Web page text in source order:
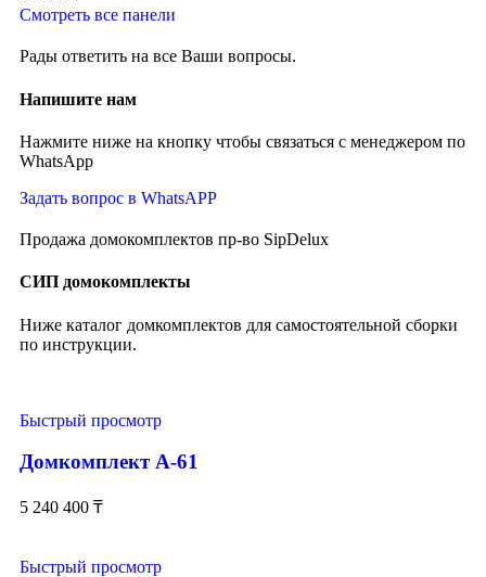
Смотреть все панели
Рады ответить на все Ваши вопросы.
Напишите нам
Нажмите ниже на кнопку чтобы связаться с менеджером по
WhatsApp
Задать вопрос в WhatsAPP
Продажа домокомплектов пр-во SipDelux
СИП домокомплекты
Ниже каталог домкомплектов для самостоятельной сборки
по инструкции.
Быстрый просмотр
Домкомплект А-61
5 240 400 ₸
Быстрый просмотр